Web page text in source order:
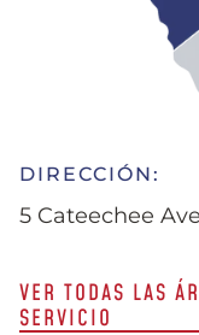
DIRECCIÓN:
5 Cateechee
VER TODAS LAS
SERVICIO